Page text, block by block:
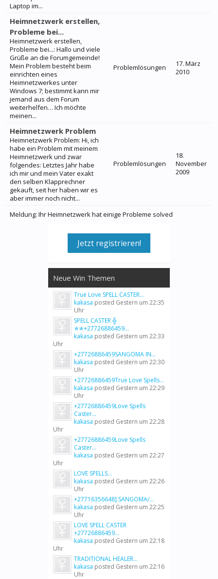
Laptop im...
Heimnetzwerk erstellen,
Probleme bei...
Heimnetzwerk erstellen,
Probleme bei...: Hallo und viele
Grüße an die Forumgemeinde!
Mein Problem besteht beim
einrichten eines
Heimnetzwerkes unter
Windows 7; bestimmt kann mir
jemand aus dem Forum
weiterhelfen… Ich möchte
meinen...
Problemlösungen
17. März
2010
Heimnetzwerk Problem
Heimnetzwerk Problem: Hi, ich
habe ein Problem mit meinem
Heimnetzwerk und zwar
folgendes: Letztes Jahr habe
ich mir und mein Vater exakt
den selben Klapprechner
gekauft, seit her haben wir es
aber immer noch nicht...
Problemlösungen
18.
November
2009
Meldung: Ihr Heimnetzwerk hat einige Probleme solved
Jetzt registrieren!
Neue Win Themen
True Love SPELL CASTER...
kakasa posted Gestern um 22:35
Uhr
SPELL CASTER ╬
✯✯+27726886459...
kakasa posted Gestern um 22:33
Uhr
+27726886459SANGOMA IN...
kakasa posted Gestern um 22:30
Uhr
+27726886459True Love Spells...
kakasa posted Gestern um 22:29
Uhr
+27726886459Love Spells
Caster...
kakasa posted Gestern um 22:28
Uhr
+27726886459Love Spells
Caster...
kakasa posted Gestern um 22:27
Uhr
LOVE SPELLS...
kakasa posted Gestern um 22:26
Uhr
+27716356648].SANGOMA/...
kakasa posted Gestern um 22:25
Uhr
LOVE SPELL CASTER
+27726886459...
kakasa posted Gestern um 22:18
Uhr
TRADITIONAL HEALER...
kakasa posted Gestern um 22:16
Uhr